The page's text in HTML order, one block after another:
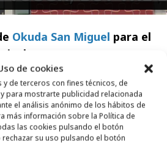
de cookies
de terceros con fines técnicos, de
para mostrarte publicidad relacionada
el análisis anónimo de los hábitos de
más información sobre la Política de
las cookies pulsando el botón
su uso pulsando el botón
Okuda San Miguel para el
arte Label Valette,el artista
Miguel transformó este
siglo XIX en una
arte. Dos calaveras
adornan el edificio que